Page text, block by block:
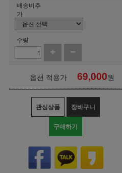
배송비추
가
수량
옵션 적용가 69,000원
관심상품 장바구니
구매하기